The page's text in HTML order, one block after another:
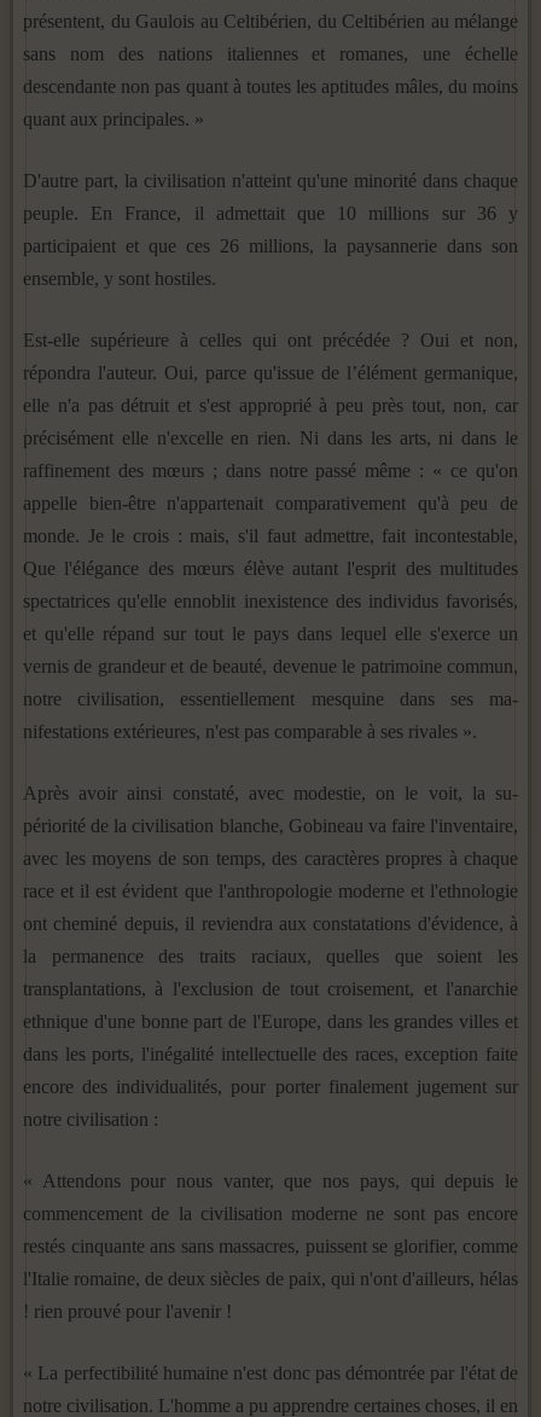
présentent, du Gaulois au Celtibérien, du Celtibérien au mélange
sans nom des nations italiennes et ro­manes, une échelle
descendante non pas quant à toutes les ap­titudes mâles, du moins
quant aux principales. »
D'autre part, la civilisation n'atteint qu'une minorité dans chaque
peuple. En France, il admettait que 10 millions sur 36 y
participaient et que ces 26 millions, la paysannerie dans son
ensemble, y sont hostiles.
Est-elle supérieure à celles qui ont précédée ? Oui et non,
répondra l'auteur. Oui, parce qu'issue de l’élément germanique,
elle n'a pas détruit et s'est approprié à peu près tout, non, car
précisément elle n'excelle en rien. Ni dans les arts, ni dans le
raffinement des mœurs ; dans notre passé même : « ce qu'on
appelle bien-être n'appartenait comparativement qu'à peu de
monde. Je le crois : mais, s'il faut admettre, fait incontestable,
Que l'élégance des mœurs élève autant l'esprit des multitudes
spectatrices qu'elle ennoblit inexistence des individus favorisés,
et qu'elle répand sur tout le pays dans lequel elle s'exerce un
vernis de grandeur et de beauté, devenue le patrimoine com­mun,
notre civilisation, essentiellement mesquine dans ses ma­
nifestations extérieures, n'est pas comparable à ses rivales ».
Après avoir ainsi constaté, avec modestie, on le voit, la su­
périorité de la civilisation blanche, Gobineau va faire l'inventaire,
avec les moyens de son temps, des caractères propres à chaque
race et il est évident que l'anthropologie moderne et l'ethnologie
ont cheminé depuis, il reviendra aux constatations d'évidence, à
la permanence des traits raciaux, quelles que soient les
transplantations, à l'exclusion de tout croisement, et l'anarchie
ethnique d'une bonne part de l'Europe, dans les grandes villes et
dans les ports, l'inégalité intellectuelle des races, exception faite
encore des individualités, pour porter finalement jugement sur
notre civilisation :
« Attendons pour nous vanter, que nos pays, qui depuis le
commencement de la civilisation moderne ne sont pas encore
restés cinquante ans sans massacres, puissent se glorifier, com­me
l'Italie romaine, de deux siècles de paix, qui n'ont d'ailleurs, hélas
! rien prouvé pour l'avenir !
« La perfectibilité humaine n'est donc pas démontrée par l'état de
notre civilisation. L'homme a pu apprendre certaines choses, il en